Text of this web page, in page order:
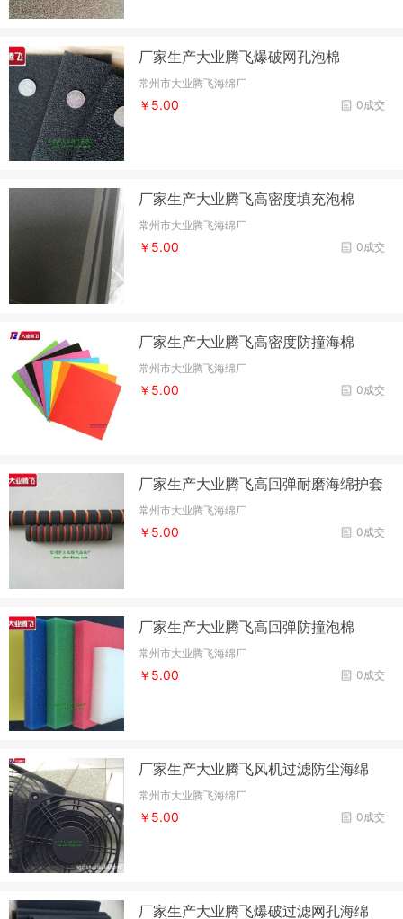
厂家生产大业腾飞爆破网孔泡棉
常州市大业腾飞海绵厂
0成交
￥5.00
厂家生产大业腾飞高密度填充泡棉
常州市大业腾飞海绵厂
0成交
￥5.00
厂家生产大业腾飞高密度防撞海棉
常州市大业腾飞海绵厂
0成交
￥5.00
厂家生产大业腾飞高回弹耐磨海绵护套
常州市大业腾飞海绵厂
0成交
￥5.00
厂家生产大业腾飞高回弹防撞泡棉
常州市大业腾飞海绵厂
0成交
￥5.00
厂家生产大业腾飞风机过滤防尘海绵
常州市大业腾飞海绵厂
0成交
￥5.00
厂家生产大业腾飞爆破过滤网孔海绵